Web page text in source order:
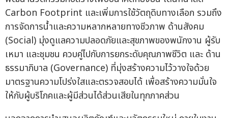
Carbon Footprint และเพิ่มการใช้วัตถุดิบทางเลือก รวมถึง
การจัดการน้ำและความหลากหลายทางชีวภาพ ด้านสังคม
(Social) มุ่งดูแลความปลอดภัยและสุขภาพของพนักงาน ผู้รับ
เหมา และชุมชน ควบคู่ไปกับการยกระดับคุณภาพชีวิต และ ด้าน
ธรรมาภิบาล (Governance) ที่มุ่งสร้างความไว้วางใจด้วย
มาตรฐานความโปร่งใสและตรวจสอบได้ เพื่อสร้างความมั่นใจ
ให้กับผู้บริโภคและผู้มีส่วนได้ส่วนเสียในทุกภาคส่วน